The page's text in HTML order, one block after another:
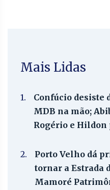
Mais Lidas
1.
Confúcio desiste
MDB na mão;
Rogério e
2.
Porto Velho dá
tornar a Estrada
Mamoré